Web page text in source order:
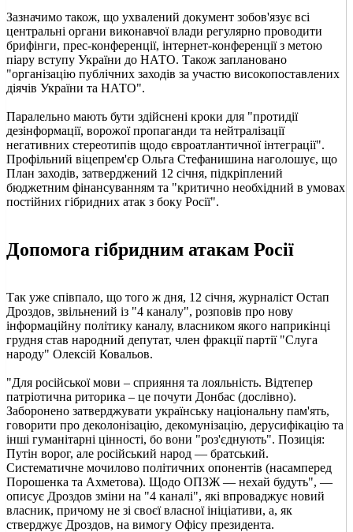
Зазначимо також, що ухвалений документ зобов'язує всі
центральні органи виконавчої влади регулярно проводити
брифінги, прес-конференції, інтернет-конференції з метою
піару вступу України до НАТО. Також заплановано
"організацію публічних заходів за участю високопоставлених
діячів України та НАТО".
Паралельно мають бути здійснені кроки для "протидії
дезінформації, ворожої пропаганди та нейтралізації
негативних стереотипів щодо євроатлантичної інтеграції".
Профільний віцепрем'єр Ольга Стефанишина наголошує, що
План заходів, затверджений 12 січня, підкріплений
бюджетним фінансуванням та "критично необхідний в умовах
постійних гібридних атак з боку Росії".
Допомога гібридним атакам Росії
Так уже співпало, що того ж дня, 12 січня, журналіст Остап
Дроздов, звільнений із "4 каналу", розповів про нову
інформаційну політику каналу, власником якого наприкінці
грудня став народний депутат, член фракції партії "Слуга
народу" Олексій Ковальов.
"Для російської мови – сприяння та лояльність. Відтепер
патріотична риторика – це почути Донбас (дослівно).
Заборонено затверджувати українську національну пам'ять,
говорити про деколонізацію, декомунізацію, дерусифікацію та
інші гуманітарні цінності, бо вони "роз'єднують". Позиція:
Путін ворог, але російський народ — братський.
Систематичне мочилово політичних опонентів (насамперед
Порошенка та Ахметова). Щодо ОПЗЖ — нехай будуть", —
описує Дроздов зміни на "4 каналі", які впроваджує новий
власник, причому не зі своєї власної ініціативи, а, як
стверджує Дроздов, на вимогу Офісу президента.